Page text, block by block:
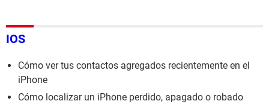
IOS
Cómo ver tus contactos agregados recientemente en el
iPhone
Cómo localizar un iPhone perdido, apagado o robado